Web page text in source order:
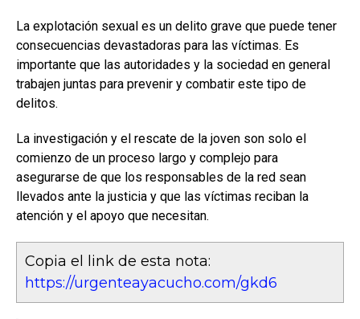
La explotación sexual es un delito grave que puede tener
consecuencias devastadoras para las víctimas. Es
importante que las autoridades y la sociedad en general
trabajen juntas para prevenir y combatir este tipo de
delitos.
La investigación y el rescate de la joven son solo el
comienzo de un proceso largo y complejo para
asegurarse de que los responsables de la red sean
llevados ante la justicia y que las víctimas reciban la
atención y el apoyo que necesitan.
Copia el link de esta nota:
https://urgenteayacucho.com/gkd6